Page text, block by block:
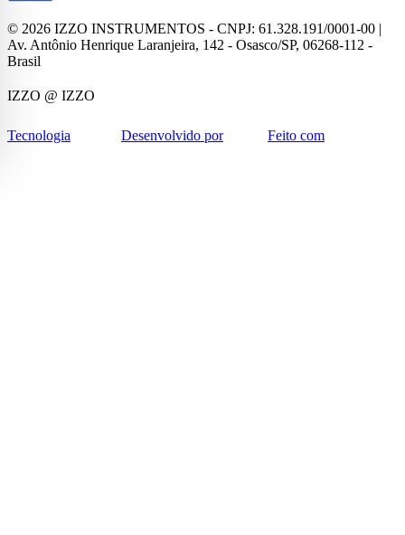
© 2026 IZZO INSTRUMENTOS - CNPJ: 61.328.191/0001-00 |
Av. Antônio Henrique Laranjeira, 142 - Osasco/SP, 06268-112 -
Brasil
IZZO @ IZZO
Tecnologia Desenvolvido por Feito com